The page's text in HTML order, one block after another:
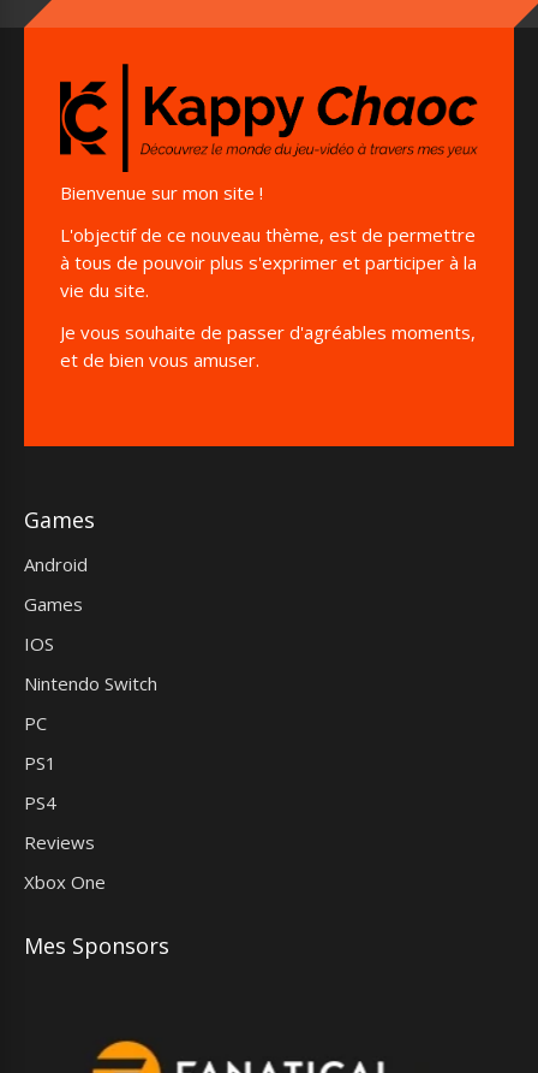
Bienvenue sur mon site !
L'objectif de ce nouveau thème, est de permettre
à tous de pouvoir plus s'exprimer et participer à la
vie du site.
Je vous souhaite de passer d'agréables moments,
et de bien vous amuser.
Games
Android
Games
IOS
Nintendo Switch
PC
PS1
PS4
Reviews
Xbox One
Mes Sponsors